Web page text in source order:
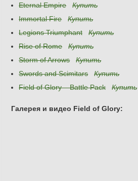
Eternal Empire
Купить
Immortal Fire
Купить
Legions Triumphant
Купить
Rise of Rome
Купить
Storm of Arrows
Купить
Swords and Scimitars
Купить
Field of Glory – Battle Pack
Купить
Галерея и видео Field of Glory: